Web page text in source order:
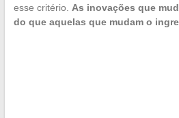
esse critério. As inovações que
do que aquelas que mudam o